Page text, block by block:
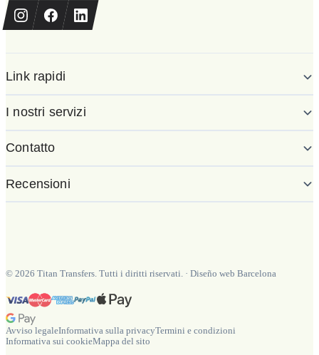
Link rapidi
I nostri servizi
Contatto
Recensioni
© 2026 Titan Transfers. Tutti i diritti riservati. · Diseño web Barcelona
Avviso legaleInformativa sulla privacyTermini e condizioni
Informativa sui cookieMappa del sito